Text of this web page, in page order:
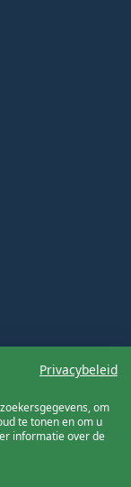
Privacybeleid
om
te tonen en om u
informatie over de